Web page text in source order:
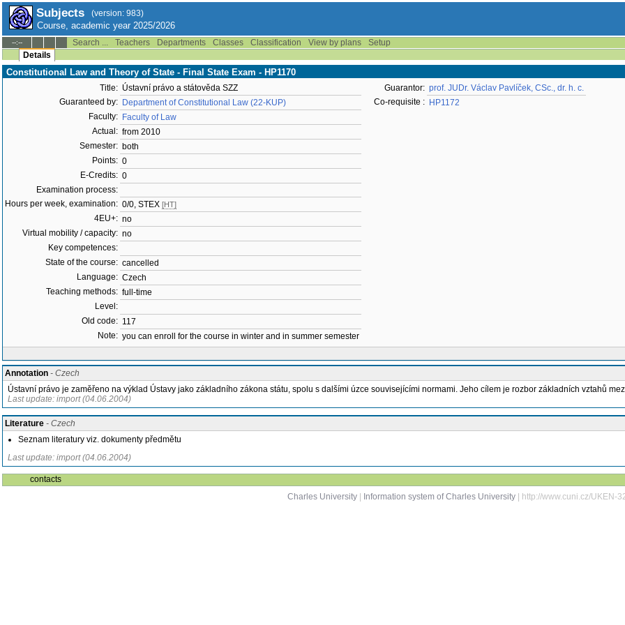
Subjects (version: 983)
Course, academic year 2025/2026
--:-- Search ... Teachers Departments Classes Classification View by plans
Setup
Details
Constitutional Law and Theory of State - Final State Exam - HP1170
Title: Ústavní právo a státověda SZZ
Guaranteed by: Department of Constitutional Law (22-KUP)
Faculty: Faculty of Law
Actual: from 2010
Semester: both
Points: 0
E-Credits: 0
Examination process:
Hours per week, examination: 0/0, STEX [HT]
4EU+: no
Virtual mobility / capacity: no
Key competences:
State of the course: cancelled
Language: Czech
Teaching methods: full-time
Level:
Old code: 117
Note: you can enroll for the course in winter and in summer semester
Guarantor: prof. JUDr. Václav Pavlíček, CSc., dr. h. c.
Co-requisite : HP1172
Annotation - Czech
Ústavní právo je zaměřeno na výklad Ústavy jako základního zákona státu, spolu s dalšími úzce souvisejícími normami. Jeho cílem je rozbor základních vztahů
Last update: import (04.06.2004)
Literature - Czech
Seznam literatury viz. dokumenty předmětu
Last update: import (04.06.2004)
contacts
Charles University
Information system of Charles University | http://www.cuni.cz/UKEN-